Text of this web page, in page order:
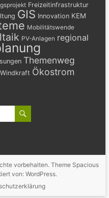
Freizeitinfrastruktur
GIS Innovation KEM
Mobilitätswende
PV-Anlagen regional
Themenweg
Windkraft Ökostrom
vorbehalten. Theme Spacious
von:WordPress.